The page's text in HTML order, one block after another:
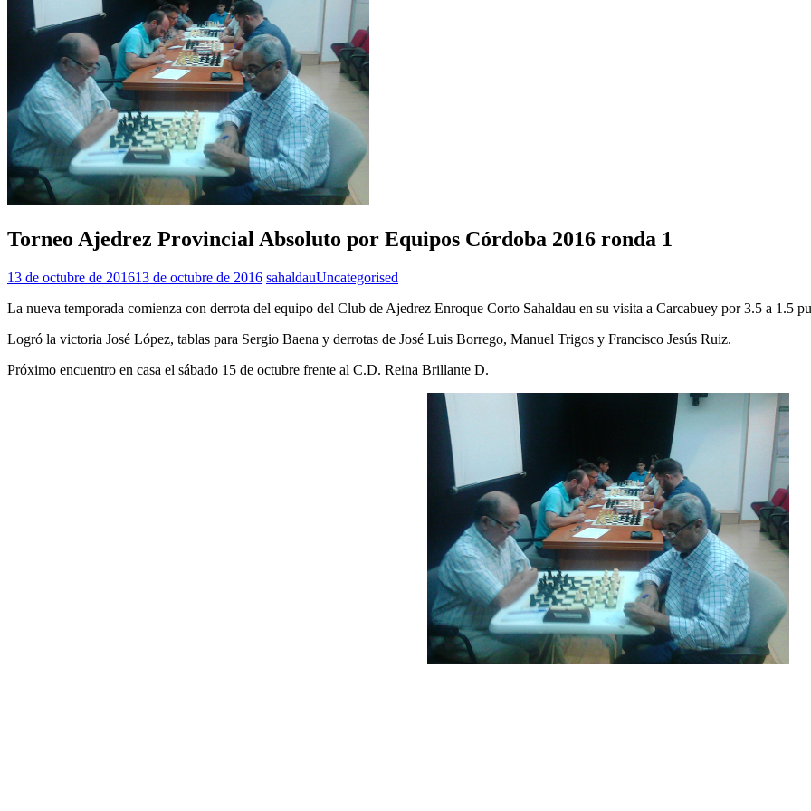
Torneo Ajedrez Provincial Absoluto por Equipos Córdoba 2016 ronda 1
13 de octubre de 201613 de octubre de 2016 sahaldauUncategorised
La nueva temporada comienza con derrota del equipo del Club de Ajedrez Enroque Corto Sahaldau en su visita a Carcabuey por 3.5 a 1.5
Logró la victoria José López, tablas para Sergio Baena y derrotas de José Luis Borrego, Manuel Trigos y Francisco Jesús Ruiz.
Próximo encuentro en casa el sábado 15 de octubre frente al C.D. Reina Brillante D.